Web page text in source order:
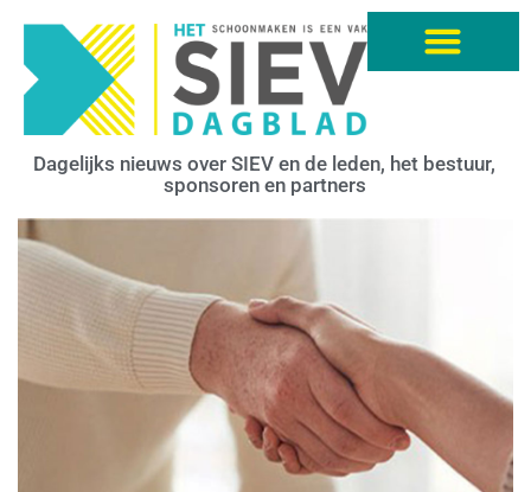
Dagelijks nieuws over SIEV en de leden, het bestuur,
sponsoren en partners